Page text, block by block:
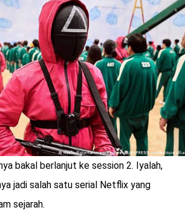
LOGIN
bakal berlanjut ke session 2. Iyalah,
jadi salah satu serial Netflix yang
sejarah.